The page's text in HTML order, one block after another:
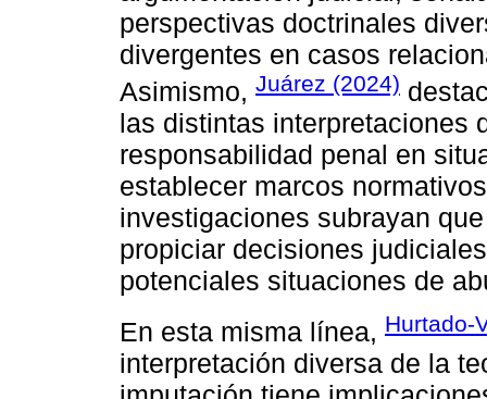
perspectivas doctrinales
divergentes en casos
Asimismo, Juárez (2024)
las distintas interpretaciones
responsabilidad penal en
establecer marcos
investigaciones subrayan
propiciar decisiones
potenciales situaciones de
En esta misma línea, Hurtado-
interpretación diversa de la